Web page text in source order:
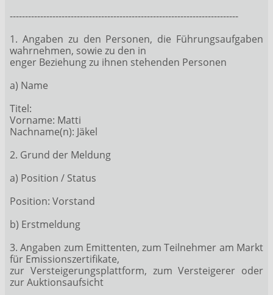
---------------------------------------------------------------------------
1. Angaben zu den Personen, die Führungsaufgaben
wahrnehmen, sowie zu den in
enger Beziehung zu ihnen stehenden Personen
a) Name
Titel:
Vorname: Matti
Nachname(n): Jäkel
2. Grund der Meldung
a) Position / Status
Position: Vorstand
b) Erstmeldung
3. Angaben zum Emittenten, zum Teilnehmer am Markt
für Emissionszertifikate,
zur Versteigerungsplattform, zum Versteigerer oder
zur Auktionsaufsicht